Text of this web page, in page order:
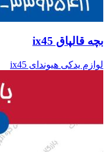
بچه قالپاق ix45
لوازم یدکی هیوندای ix45